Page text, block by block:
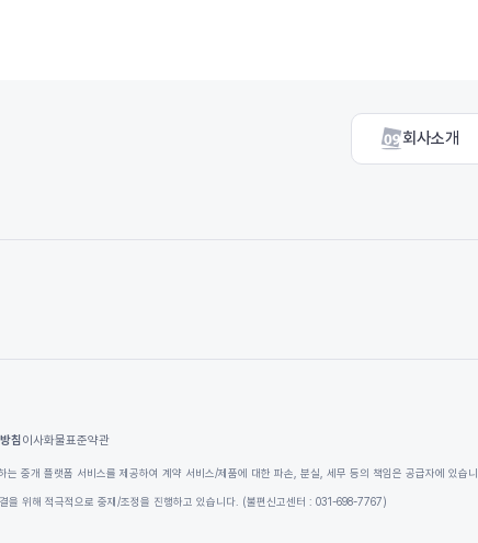
회사소개
침 이사화물표준약관
하는 중개 플랫폼 서비스를 제공하여 계약 서비스/제품에 대한 파손, 분실, 세무 등의 책임은 공급자에 있습니
을 위해 적극적으로 중재/조정을 진행하고 있습니다. (불편신고센터 : 031-698-7767)